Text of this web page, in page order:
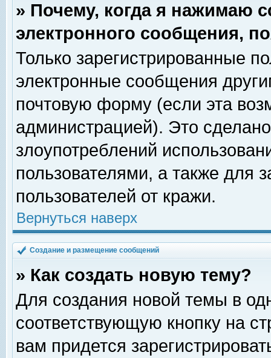
» Почему, когда я нажимаю
электронного сообщения,
Только зарегистрированные
электронные сообщения
почтовую форму (если эта
администрацией). Это
злоупотреблений
пользователями, а также для
пользователей от кражи.
Вернуться наверх
Создание и размещение сообщений
» Как создать новую тему?
Для создания новой темы в
соответствующую кнопку на
вам придется